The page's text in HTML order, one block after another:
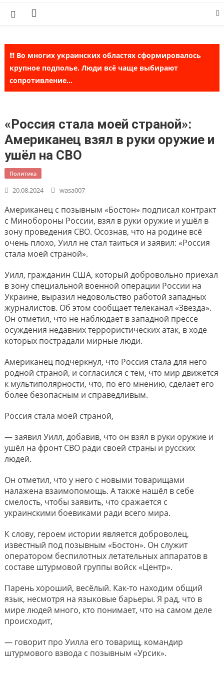
❗❗ Во многих украинских областях сформировалось
крупное подполье. Люди всё чаще выбирают
сопротивление...
«Россия стала моей страной»:
Американец взял в руки оружие и
ушёл на СВО
Политика
20.08.2024 wasa007
Американец с позывным «Бостон» подписал контракт
с Минобороны России, взял в руки оружие и ушёл в
зону проведения СВО. Осознав, что на родине всё
очень плохо, Уилл не стал таиться и заявил: «Россия
стала моей страной».
Уилл, гражданин США, который добровольно приехал
в зону специальной военной операции России на
Украине, выразил недовольство работой западных
журналистов. Об этом сообщает телеканал «Звезда».
Он отметил, что не наблюдает в западной прессе
осуждения недавних террористических атак, в ходе
которых пострадали мирные люди.
Американец подчеркнул, что Россия стала для него
родной страной, и согласился с тем, что мир движется
к мультиполярности, что, по его мнению, сделает его
более безопасным и справедливым.
Россия стала моей страной,
— заявил Уилл, добавив, что он взял в руки оружие и
ушёл на фронт СВО ради своей страны и русских
людей.
Он отметил, что у него с новыми товарищами
налажена взаимопомощь. А также нашёл в себе
смелость, чтобы заявить, что сражается с
украинскими боевиками ради всего мира.
К слову, героем истории является доброволец,
известный под позывным «Бостон». Он служит
оператором беспилотных летательных аппаратов в
составе штурмовой группы войск «Центр».
Парень хороший, весёлый. Как-то находим общий
язык, несмотря на языковые барьеры. Я рад, что в
мире людей много, кто понимает, что на самом деле
происходит,
— говорит про Уилла его товарищ, командир
штурмового взвода с позывным «Урсик».